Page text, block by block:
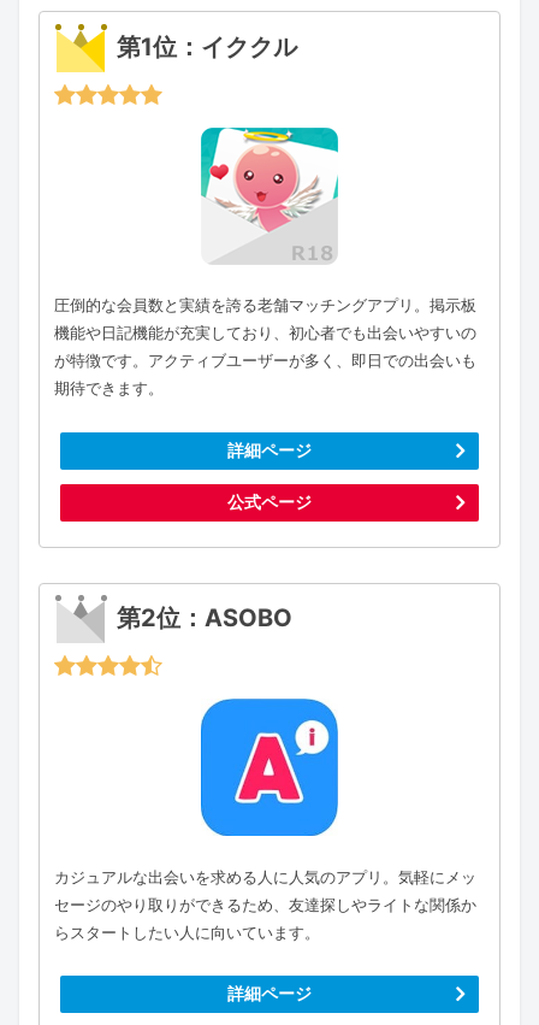
第1位：イククル
圧倒的な会員数と実績を誇る老舗マッチングアプリ。掲示板
機能や日記機能が充実しており、初心者でも出会いやすいの
が特徴です。アクティブユーザーが多く、即日での出会いも
期待できます。
詳細ページ
公式ページ
第2位：ASOBO
カジュアルな出会いを求める人に人気のアプリ。気軽にメッ
セージのやり取りができるため、友達探しやライトな関係か
らスタートしたい人に向いています。
詳細ページ